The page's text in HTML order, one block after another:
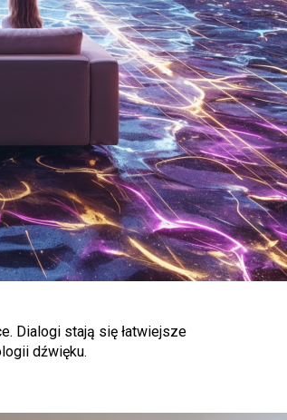
Dialogi stają się łatwiejsze
dźwięku.